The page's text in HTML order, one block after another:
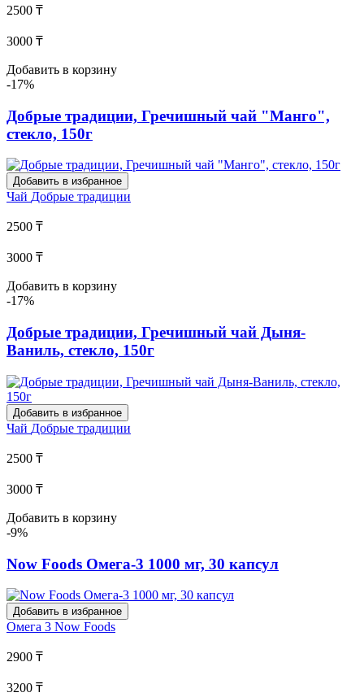
2500 ₸
3000 ₸
Добавить в корзину
-17%
Добрые традиции, Гречишный чай "Манго",
стекло, 150г
Добавить в избранное
Чай Добрые традиции
2500 ₸
3000 ₸
Добавить в корзину
-17%
Добрые традиции, Гречишный чай Дыня-
Ваниль, стекло, 150г
Добавить в избранное
Чай Добрые традиции
2500 ₸
3000 ₸
Добавить в корзину
-9%
Now Foods Омега-3 1000 мг, 30 капсул
Добавить в избранное
Омега 3 Now Foods
2900 ₸
3200 ₸